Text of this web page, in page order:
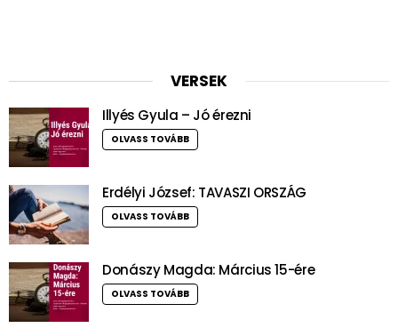
VERSEK
Illyés Gyula – Jó érezni
OLVASS TOVÁBB
Erdélyi József: TAVASZI ORSZÁG
OLVASS TOVÁBB
Donászy Magda: Március 15-ére
OLVASS TOVÁBB